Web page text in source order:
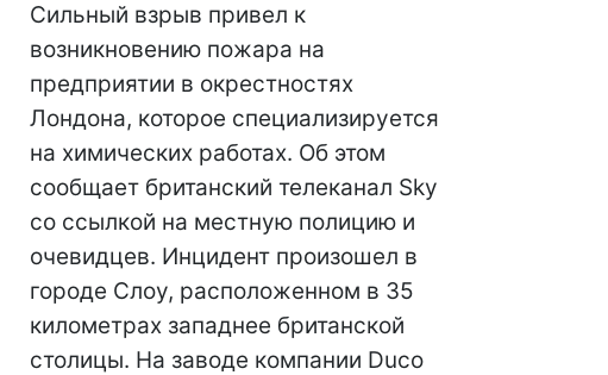
Сильный взрыв привел к
возникновению пожара на
предприятии в окрестностях
Лондона, которое специализируется
на химических работах. Об этом
сообщает британский телеканал Sky
со ссылкой на местную полицию и
очевидцев. Инцидент произошел в
городе Слоу, расположенном в 35
километрах западнее британской
столицы. На заводе компании Duco